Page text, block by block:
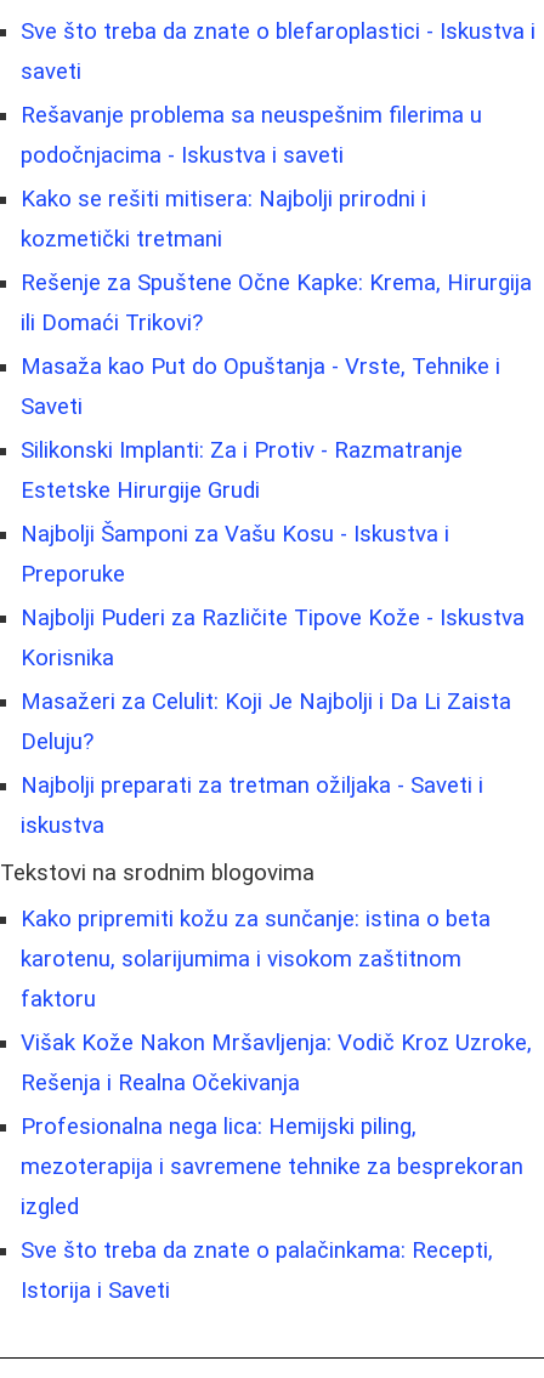
Sve što treba da znate o blefaroplastici - Iskustva i
saveti
Rešavanje problema sa neuspešnim filerima u
podočnjacima - Iskustva i saveti
Kako se rešiti mitisera: Najbolji prirodni i
kozmetički tretmani
Rešenje za Spuštene Očne Kapke: Krema, Hirurgija
ili Domaći Trikovi?
Masaža kao Put do Opuštanja - Vrste, Tehnike i
Saveti
Silikonski Implanti: Za i Protiv - Razmatranje
Estetske Hirurgije Grudi
Najbolji Šamponi za Vašu Kosu - Iskustva i
Preporuke
Najbolji Puderi za Različite Tipove Kože - Iskustva
Korisnika
Masažeri za Celulit: Koji Je Najbolji i Da Li Zaista
Deluju?
Najbolji preparati za tretman ožiljaka - Saveti i
iskustva
Tekstovi na srodnim blogovima
Kako pripremiti kožu za sunčanje: istina o beta
karotenu, solarijumima i visokom zaštitnom
faktoru
Višak Kože Nakon Mršavljenja: Vodič Kroz Uzroke,
Rešenja i Realna Očekivanja
Profesionalna nega lica: Hemijski piling,
mezoterapija i savremene tehnike za besprekoran
izgled
Sve što treba da znate o palačinkama: Recepti,
Istorija i Saveti